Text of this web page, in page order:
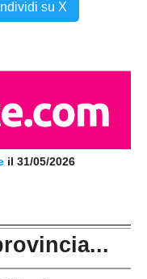
su X
il 31/05/2026